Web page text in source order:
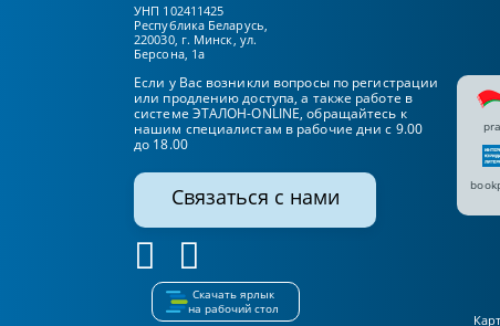
УНП 102411425
Республика Беларусь,
220030, г. Минск, ул.
Берсона, 1а
Если у Вас возникли вопросы по регистрации
или продлению доступа, а также работе в
системе ЭТАЛОН-ONLINE, обращайтесь к
нашим специалистам в рабочие дни с 9.00
до 18.00
Связаться с нами
Скачать ярлык
на рабочий стол